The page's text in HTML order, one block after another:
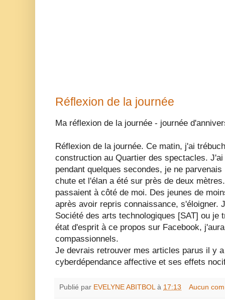
Réflexion de la journée
Ma réflexion de la journée - journée
Réflexion de la journée. Ce matin, j'ai
construction au Quartier des spectacles.
pendant quelques secondes, je ne
chute et l'élan a été sur près de deux
passaient à côté de moi. Des jeunes de
après avoir repris connaissance, s'éloigner.
Société des arts technologiques [SAT] ou je
état d'esprit à ce propos sur Facebook,
compassionnels.
Je devrais retrouver mes articles parus il y
cyberdépendance affective et ses effets
Publié par EVELYNE ABITBOL à 17:13 Aucun